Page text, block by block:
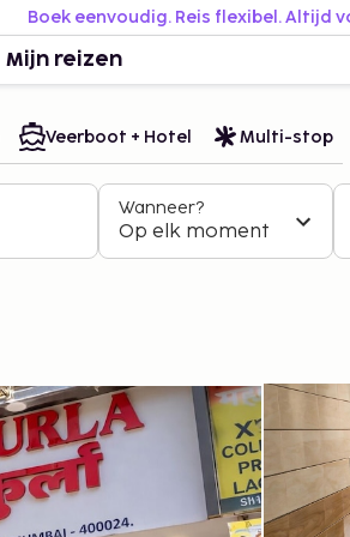
Boek eenvoudig. Reis flexibel. Altijd
Mijn reizen
Veerboot + Hotel Multi-stop
Wanneer?
Op elk moment